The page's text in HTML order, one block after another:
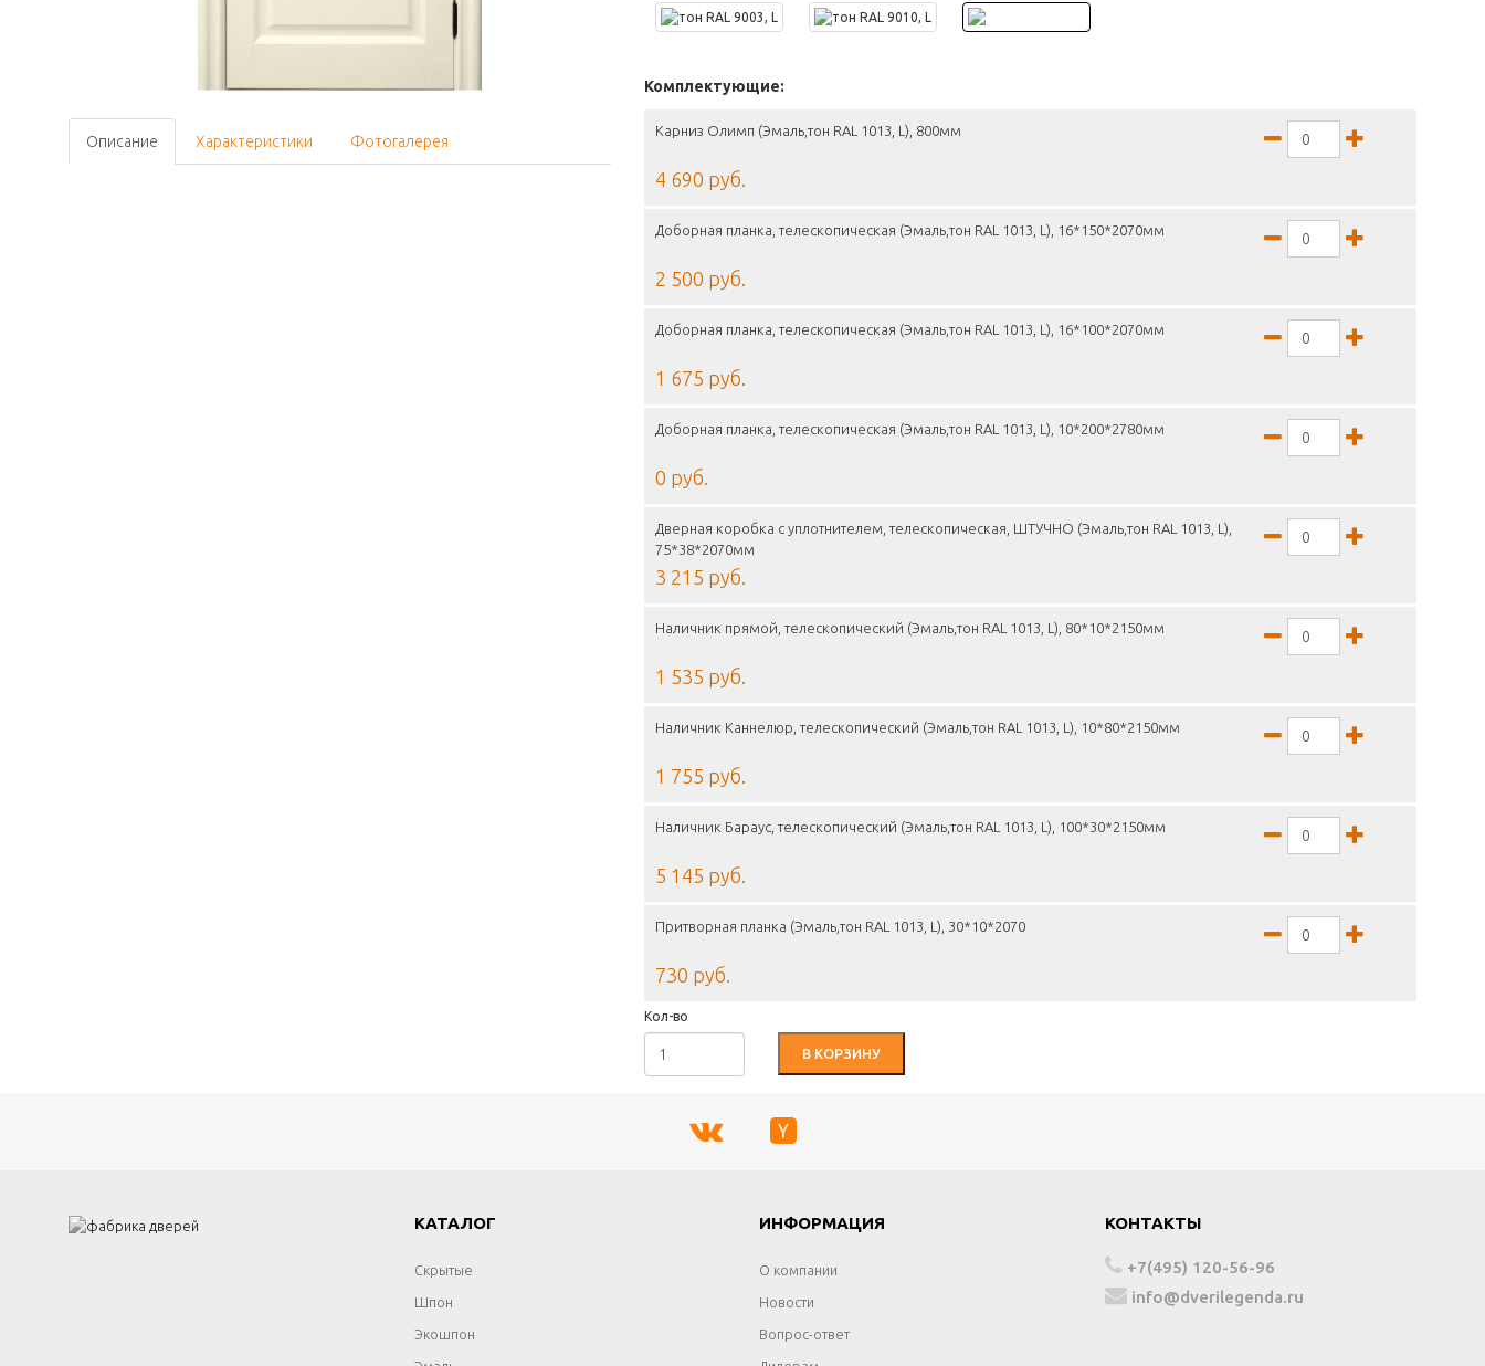
Описание Характеристики Фотогалерея
Комплектующие:
Карниз Олимп (Эмаль,тон RAL 1013, L), 800мм
4 690 руб.
Доборная планка, телескопическая (Эмаль,тон RAL 1013, L), 16*150*2070мм
2 500 руб.
Доборная планка, телескопическая (Эмаль,тон RAL 1013, L), 16*100*2070мм
1 675 руб.
Доборная планка, телескопическая (Эмаль,тон RAL 1013, L), 10*200*2780мм
0 руб.
Дверная коробка с уплотнителем, телескопическая, ШТУЧНО (Эмаль,тон RAL 1013, L),
75*38*2070мм
3 215 руб.
Наличник прямой, телескопический (Эмаль,тон RAL 1013, L), 80*10*2150мм
1 535 руб.
Наличник Каннелюр, телескопический (Эмаль,тон RAL 1013, L), 10*80*2150мм
1 755 руб.
Наличник Бараус, телескопический (Эмаль,тон RAL 1013, L), 100*30*2150мм
5 145 руб.
Притворная планка (Эмаль,тон RAL 1013, L), 30*10*2070
730 руб.
Кол-во
В КОРЗИНУ
КАТАЛОГ
Скрытые
Шпон
Экошпон
ИНФОРМАЦИЯ
О компании
Новости
Вопрос-ответ
КОНТАКТЫ
+7(495) 120-56-96
info@dverilegenda.ru